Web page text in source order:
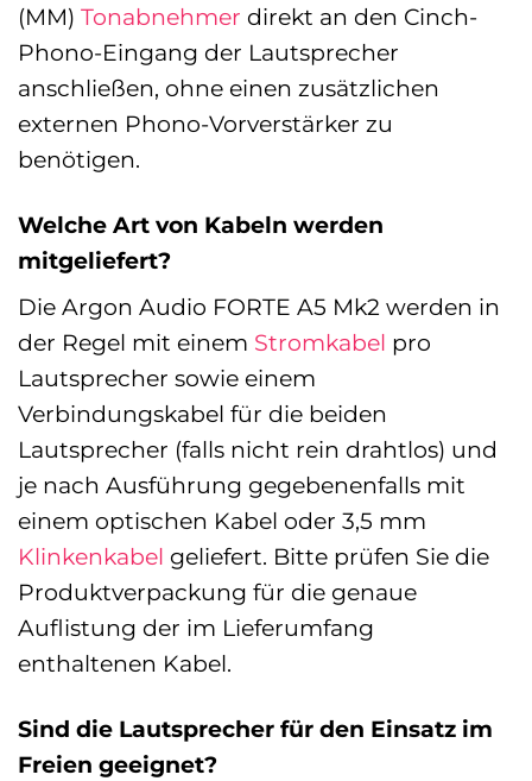
(MM) Tonabnehmer direkt an den Cinch-
Phono-Eingang der Lautsprecher
anschließen, ohne einen zusätzlichen
externen Phono-Vorverstärker zu
benötigen.
Welche Art von Kabeln werden
mitgeliefert?
Die Argon Audio FORTE A5 Mk2 werden in
der Regel mit einem Stromkabel pro
Lautsprecher sowie einem
Verbindungskabel für die beiden
Lautsprecher (falls nicht rein drahtlos) und
je nach Ausführung gegebenenfalls mit
einem optischen Kabel oder 3,5 mm
Klinkenkabel geliefert. Bitte prüfen Sie die
Produktverpackung für die genaue
Auflistung der im Lieferumfang
enthaltenen Kabel.
Sind die Lautsprecher für den Einsatz im
Freien geeignet?